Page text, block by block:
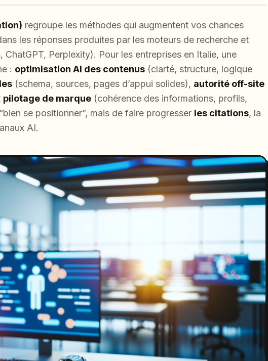
regroupe les méthodes qui augmentent vos chances
les réponses produites par les moteurs de recherche et
Perplexity). Pour les entreprises en Italie, une
: optimisation AI des contenus (clarté, structure, logique
(schema, sources, pages d’appui solides), autorité off-site
pilotage de marque (cohérence des informations, profils,
se positionner”, mais de faire progresser les citations, la
AI.